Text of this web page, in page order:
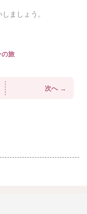
ましょう。
の旅
次へ →